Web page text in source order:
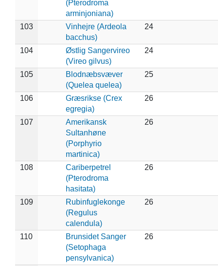
(Pterodroma
arminjoniana)
103
Vinhejre (Ardeola
bacchus)
24
104
Østlig Sangervireo
(Vireo gilvus)
24
105
Blodnæbsvæver
(Quelea quelea)
25
106
Græsrikse (Crex
egregia)
26
107
Amerikansk
Sultanhøne
(Porphyrio
martinica)
26
108
Cariberpetrel
(Pterodroma
hasitata)
26
109
Rubinfuglekonge
(Regulus
calendula)
26
110
Brunsidet Sanger
(Setophaga
pensylvanica)
26